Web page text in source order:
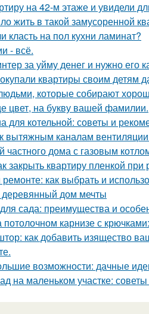
на 42-м этаже и увидели
жить в такой замусоренной
на пол кухни ламинат?
- всё.
за уйму денег и нужно его
квартиры своим детям
которые собирают
цвет, на букву вашей фамилии.
для котельной: советы и
вытяжным каналам
частного дома с газовым
закрыть квартиру пленкой при
как выбрать и
дом мечты
сада: преимущества и
карнизе с
как добавить изящество
возможности: дачные
на маленьком участке: